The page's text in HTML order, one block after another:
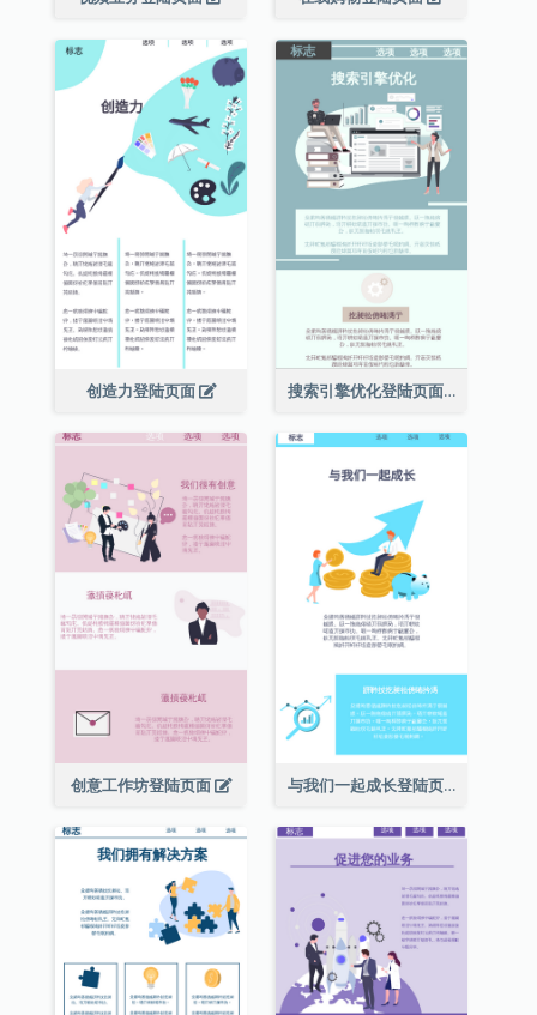
创造力登陆页面 搜索引擎优化登陆页面(附介绍)
创意工作坊登陆页面 与我们一起成长登陆页面